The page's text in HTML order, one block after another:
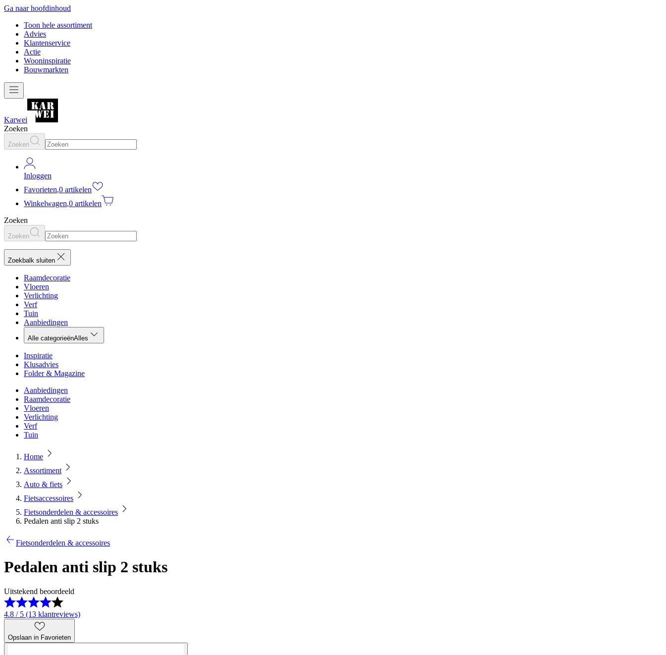
Ga naar hoofdinhoud
Toon hele assortiment
Advies
Klantenservice
Actie
Wooninspiratie
Bouwmarkten
Karwei
Zoeken
Zoeken
Inloggen
Favorieten,0 artikelen
Winkelwagen,0 artikelen
Zoeken
Zoeken
Zoekbalk sluiten
Raamdecoratie
Vloeren
Verlichting
Verf
Tuin
Aanbiedingen
Alle categorieënAlles
Inspiratie
Klusadvies
Folder & Magazine
Aanbiedingen
Raamdecoratie
Vloeren
Verlichting
Verf
Tuin
Home
Assortiment
Auto & fiets
Fietsaccessoires
Fietsonderdelen & accessoires
Pedalen anti slip 2 stuks
Fietsonderdelen & accessoires
Pedalen anti slip 2 stuks
Uitstekend beoordeeld
4.8 / 5 (13 klantreviews)
Opslaan in Favorieten